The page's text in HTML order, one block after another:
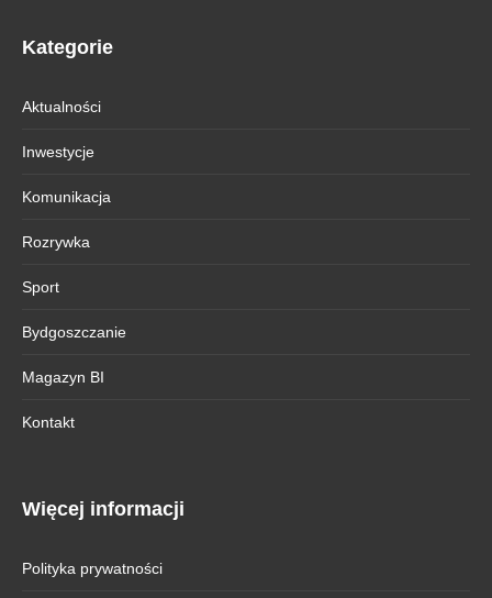
Kategorie
Aktualności
Inwestycje
Komunikacja
Rozrywka
Sport
Bydgoszczanie
Magazyn BI
Kontakt
Więcej informacji
Polityka prywatności